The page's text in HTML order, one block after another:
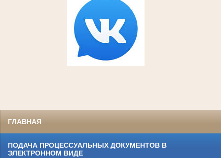
ГЛАВНАЯ
ПОДАЧА ПРОЦЕССУАЛЬНЫХ ДОКУМЕНТОВ В
ЭЛЕКТРОННОМ ВИДЕ